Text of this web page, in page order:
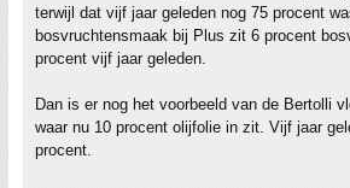
terwijl dat vijf jaar geleden nog 75 procent
bosvruchtensmaak bij Plus zit 6 procent
procent vijf jaar geleden.
Dan is er nog het voorbeeld van de Bertolli
waar nu 10 procent olijfolie in zit. Vijf jaar
procent.